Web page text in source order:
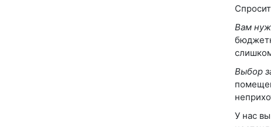
Вам
Выбор
У нас